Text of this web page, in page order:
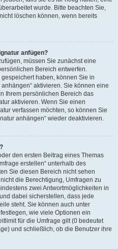
wurde. Bitte beachten Sie,
löschen können, wenn bereits
anfügen?
müssen Sie zunächst eine
Bereich entwerfen.
haben, können Sie in
aktivieren. Sie können eine
Ihrem persönlichen Bereich das
aktivieren. Wenn Sie einen
verfassen möchten, so können Sie
anhängen“ wieder deaktivieren.
den ersten Beitrag eines Themas
erstellen“ unterhalb des
Sie diesen Bereich nicht sehen
die Berechtigung, Umfragen zu
zwei Antwortmöglichkeiten in
dabei sicherstellen, dass jede
steht. Sie können auch unter
wie viele Optionen ein
für die Umfrage gilt (0 bedeutet
und schließlich, ob die Benutzer ihre